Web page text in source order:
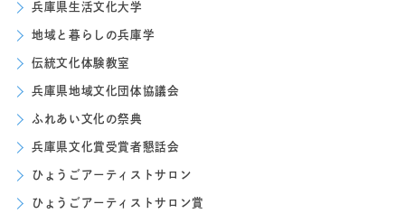
兵庫県生活文化大学
地域と暮らしの兵庫学
伝統文化体験教室
兵庫県地域文化団体協議会
ふれあい文化の祭典
兵庫県文化賞受賞者懇話会
ひょうごアーティストサロン
ひょうごアーティストサロン賞